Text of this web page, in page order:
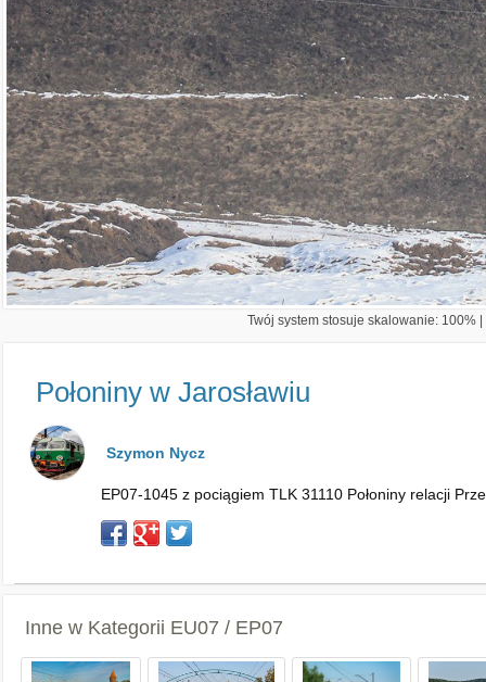
Twój system stosuje skalowanie: 100%
Połoniny w Jarosławiu
Szymon Nycz
EP07-1045 z pociągiem TLK 31110 Połoniny relacji
Inne w Kategorii EU07 / EP07